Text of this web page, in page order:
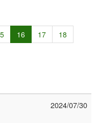
16 17
18
2024/07/30